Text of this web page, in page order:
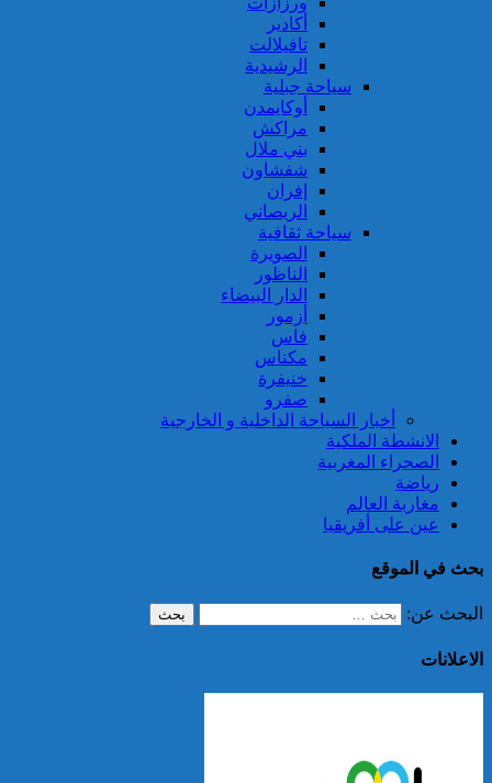
أكادير
تافيلالت
الرشيدية
سياحة جبلية
أوكايمدن
مراكش
بني ملال
شفشاون
إفران
الريصاني
سياحة ثقافية
الصويرة
الناظور
الدار البيضاء
أزمور
فاس
مكناس
خنيفرة
صفرو
أخبار السياحة الداخلية و الخارجية
الانشطة الملكية
الصحراء المغربية
رياضة
مغاربة العالم
عين على أفريقيا
بحث في الموقع
البحث عن:
الاعلانات